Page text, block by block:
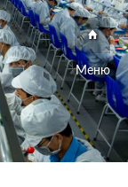
Меню